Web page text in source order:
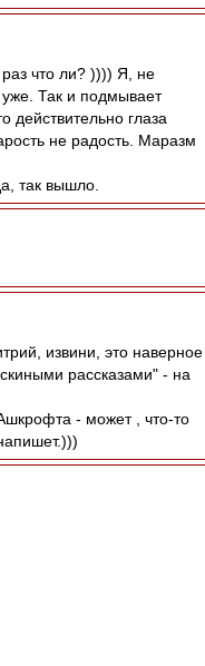
что ли? )))) Я, не
Так и подмывает
действительно глаза
не радость. Маразм
так вышло.
извини, это наверное
рассказами" - на
- может , что-то